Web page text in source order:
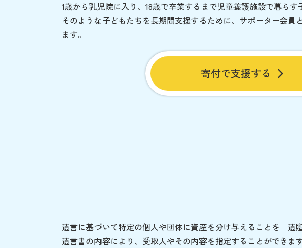
1歳から乳児院に入り、18歳で卒業するまで児童養護施設で暮らす
そのような子どもたちを長期間支援するために、サポーター会員
ます。
寄付で支援する
遺言に基づいて特定の個人や団体に資産を分け与えることを「遺
遺言書の内容により、受取人やその内容を指定することができます